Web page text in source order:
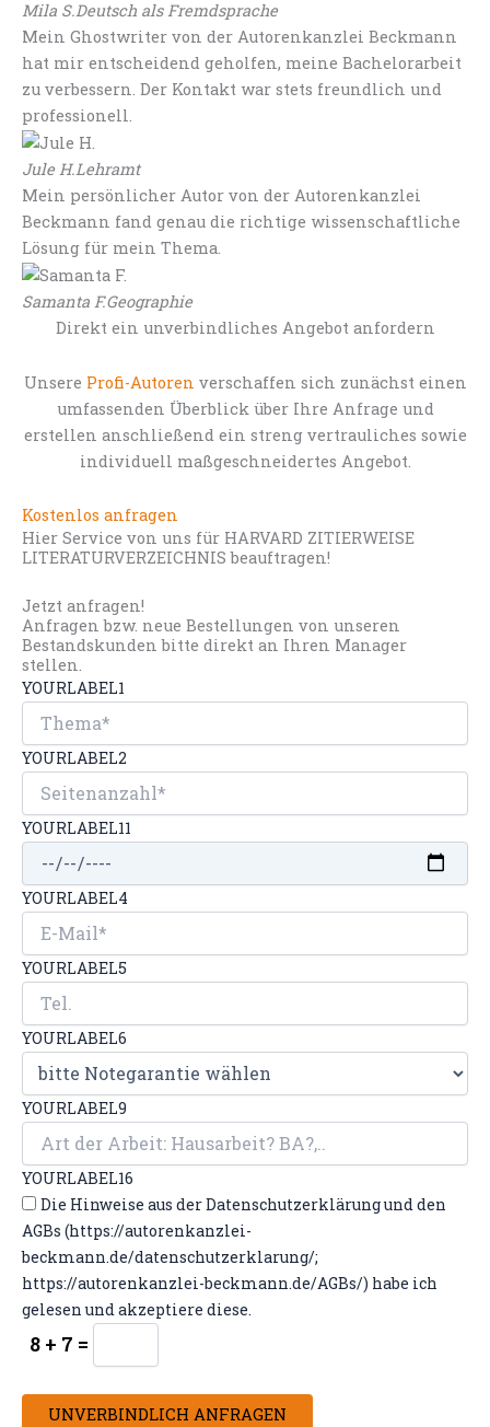
Mila S.Deutsch als Fremdsprache
Mein Ghostwriter von der Autorenkanzlei Beckmann
hat mir entscheidend geholfen, meine Bachelorarbeit
zu verbessern. Der Kontakt war stets freundlich und
professionell.
Jule H.Lehramt
Mein persönlicher Autor von der Autorenkanzlei
Beckmann fand genau die richtige wissenschaftliche
Lösung für mein Thema.
Samanta F.Geographie
Direkt ein unverbindliches Angebot anfordern
Unsere Profi-Autoren verschaffen sich zunächst einen
umfassenden Überblick über Ihre Anfrage und
erstellen anschließend ein streng vertrauliches sowie
individuell maßgeschneidertes Angebot.
Kostenlos anfragen
Hier Service von uns für HARVARD ZITIERWEISE
LITERATURVERZEICHNIS beauftragen!
Jetzt anfragen!
Anfragen bzw. neue Bestellungen von unseren
Bestandskunden bitte direkt an Ihren Manager
stellen.
YOURLABEL1
YOURLABEL2
YOURLABEL11
YOURLABEL4
YOURLABEL5
YOURLABEL6
YOURLABEL9
YOURLABEL16
Die Hinweise aus der Datenschutzerklärung und den
AGBs (https://autorenkanzlei-
beckmann.de/datenschutzerklarung/;
https://autorenkanzlei-beckmann.de/AGBs/) habe ich
gelesen und akzeptiere diese.
8 + 7 =
UNVERBINDLICH ANFRAGEN